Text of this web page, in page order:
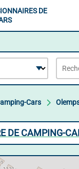
DE
Cars
DE CAMPING-